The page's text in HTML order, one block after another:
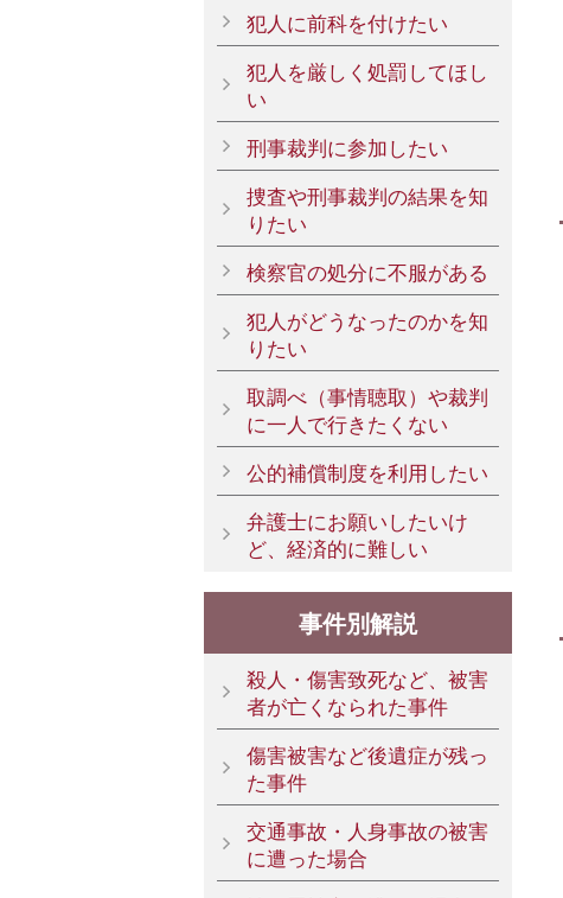
犯人に前科を付けたい
犯人を厳しく処罰してほし
い
刑事裁判に参加したい
捜査や刑事裁判の結果を知
りたい
検察官の処分に不服がある
犯人がどうなったのかを知
りたい
取調べ（事情聴取）や裁判
に一人で行きたくない
公的補償制度を利用したい
弁護士にお願いしたいけ
ど、経済的に難しい
事件別解説
殺人・傷害致死など、被害
者が亡くなられた事件
傷害被害など後遺症が残っ
た事件
交通事故・人身事故の被害
に遭った場合